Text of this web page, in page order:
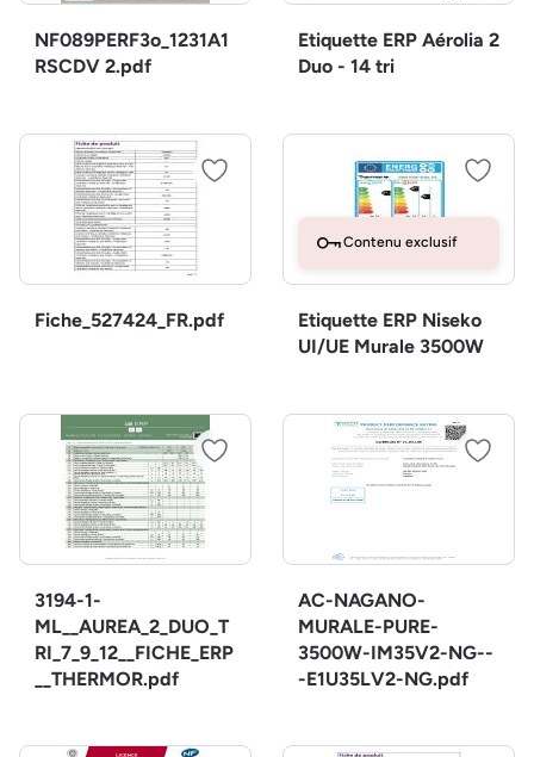
NF089PERF3o_1231A1
RSCDV 2.pdf
Etiquette ERP Aérolia 2
Duo - 14 tri
Fiche_527424_FR.pdf
Contenu exclusif
Etiquette ERP Niseko
UI/UE Murale 3500W
3194-1-
ML__AUREA_2_DUO_T
RI_7_9_12__FICHE_ERP
__THERMOR.pdf
AC-NAGANO-
MURALE-PURE-
3500W-IM35V2-NG--
-E1U35LV2-NG.pdf